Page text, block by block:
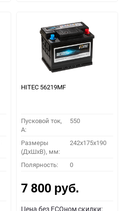
HITEC 56219MF
Пусковой ток,
A:
550
Размеры
(ДхШхВ), мм:
242x175x190
Полярность: 0
7 800 руб.
Цена без ECOном скидки: